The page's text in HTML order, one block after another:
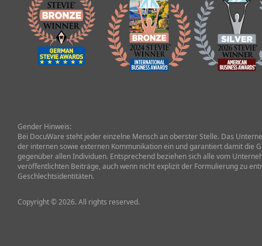
Gender Hinweis:
Bei DocuWare steht jeder einzelne Mensch an oberster Stelle. Das
der internen sowie externen Kommunikation ein und garantiert damit die
gegenüber allen Individuen. Entsprechend beziehen sich alle vom
veröffentlichten Beiträge, auch wenn nicht explizit der Formulierung zu
Geschlechtsidentitäten.
Copyright © 2026. All rights reserved.